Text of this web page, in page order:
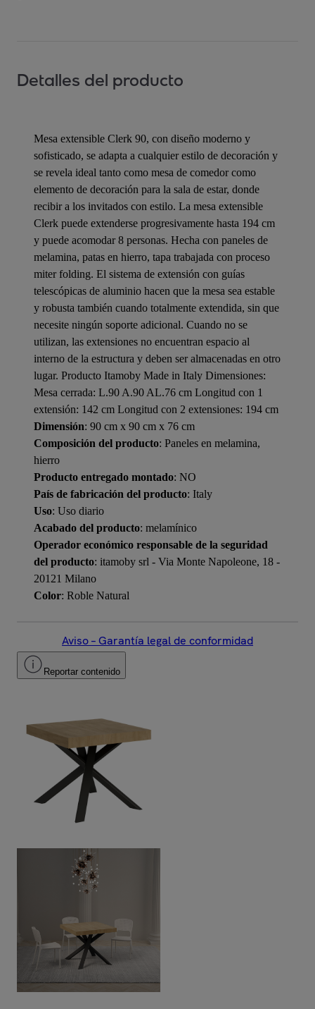
Detalles del producto
Mesa extensible Clerk 90, con diseño moderno y
sofisticado, se adapta a cualquier estilo de decoración y
se revela ideal tanto como mesa de comedor como
elemento de decoración para la sala de estar, donde
recibir a los invitados con estilo. La mesa extensible
Clerk puede extenderse progresivamente hasta 194 cm
y puede acomodar 8 personas. Hecha con paneles de
melamina, patas en hierro, tapa trabajada con proceso
miter folding. El sistema de extensión con guías
telescópicas de aluminio hacen que la mesa sea estable
y robusta también cuando totalmente extendida, sin que
necesite ningún soporte adicional. Cuando no se
utilizan, las extensiones no encuentran espacio al
interno de la estructura y deben ser almacenadas en otro
lugar. Producto Itamoby Made in Italy Dimensiones:
Mesa cerrada: L.90 A.90 AL.76 cm Longitud con 1
extensión: 142 cm Longitud con 2 extensiones: 194 cm
Dimensión: 90 cm x 90 cm x 76 cm
Composición del producto: Paneles en melamina,
hierro
Producto entregado montado: NO
País de fabricación del producto: Italy
Uso: Uso diario
Acabado del producto: melamínico
Operador económico responsable de la seguridad
del producto: itamoby srl - Via Monte Napoleone, 18 -
20121 Milano
Color: Roble Natural
Aviso – Garantía legal de conformidad
Reportar contenido